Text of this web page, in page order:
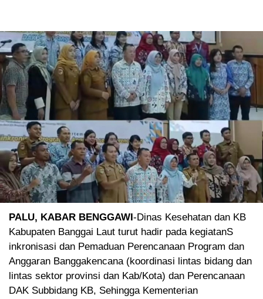
PALU, KABAR BENGGAWI -Dinas Kesehatan dan KB
Kabupaten Banggai Laut turut hadir pada kegiatanS
inkronisasi dan Pemaduan Perencanaan Program dan
Anggaran Banggakencana (koordinasi lintas bidang dan
lintas sektor provinsi dan Kab/Kota) dan Perencanaan
DAK Subbidang KB, Sehingga Kementerian